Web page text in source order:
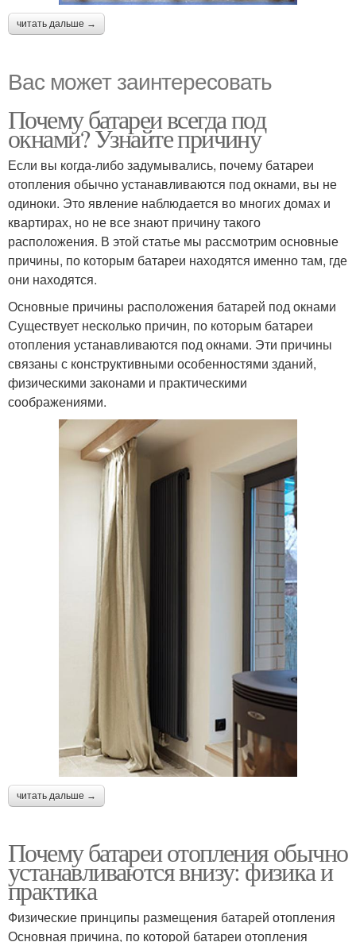
читать дальше →
Вас может заинтересовать
Почему батареи всегда под
окнами? Узнайте причину
Если вы когда-либо задумывались, почему батареи
отопления обычно устанавливаются под окнами, вы не
одиноки. Это явление наблюдается во многих домах и
квартирах, но не все знают причину такого
расположения. В этой статье мы рассмотрим основные
причины, по которым батареи находятся именно там, где
они находятся.
Основные причины расположения батарей под окнами
Существует несколько причин, по которым батареи
отопления устанавливаются под окнами. Эти причины
связаны с конструктивными особенностями зданий,
физическими законами и практическими
соображениями.
читать дальше →
Почему батареи отопления обычно
устанавливаются внизу: физика и
практика
Физические принципы размещения батарей отопления
Основная причина, по которой батареи отопления